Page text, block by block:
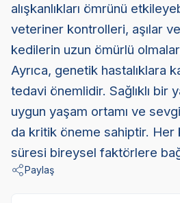
alışkanlıkları ömrünü
veteriner kontrolleri, aşılar
kedilerin uzun ömürlü
Ayrıca, genetik hastalıklara
tedavi önemlidir. Sağlıklı bir
uygun yaşam ortamı ve
da kritik öneme sahiptir. Her
süresi bireysel faktörlere
Paylaş